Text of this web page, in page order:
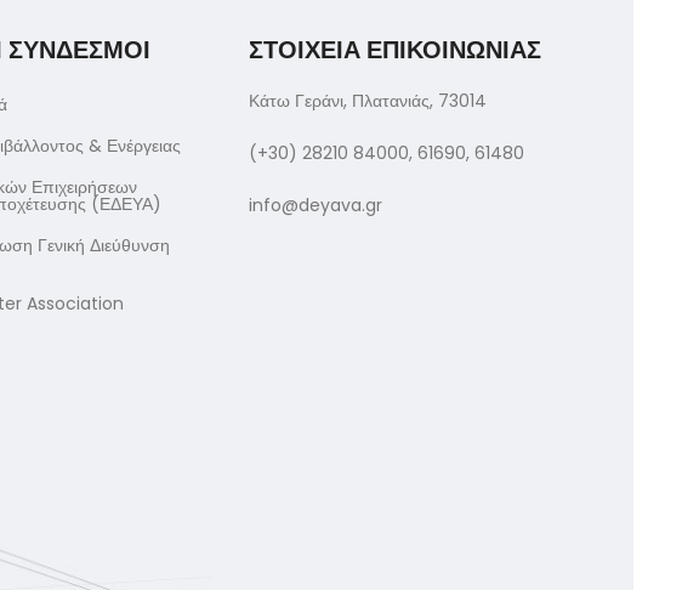
ΣΥΝΔΕΣΜΟΙ
& Ενέργειας
Επιχειρήσεων
(ΕΔΕΥΑ)
Γενική Διεύθυνση
Association
ΣΤΟΙΧΕΙΑ ΕΠΙΚΟΙΝΩΝΙΑΣ
Κάτω Γεράνι, Πλατανιάς, 73014
(+30) 28210 84000, 61690, 61480
info@deyava.gr